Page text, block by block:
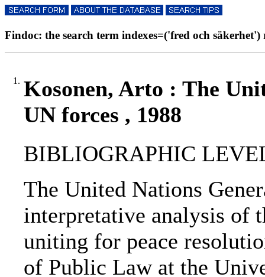
Findoc: the search term indexes=('fred och säkerhet')
1. Kosonen, Arto : The
UN forces , 1988
BIBLIOGRAPHIC
The United Nations
interpretative analysis of
uniting for peace
of Public Law at the